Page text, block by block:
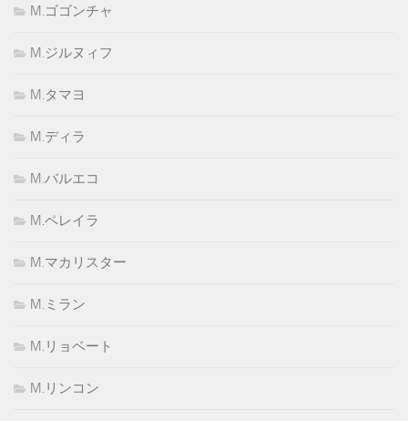
M.ゴゴンチャ
M.ジルヌィフ
M.タマヨ
M.ディラ
M.バルエコ
M.ペレイラ
M.マカリスター
M.ミラン
M.リョベート
M.リンコン